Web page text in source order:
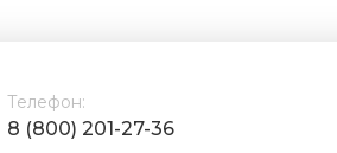
Телефон:
8 (800) 201-27-36